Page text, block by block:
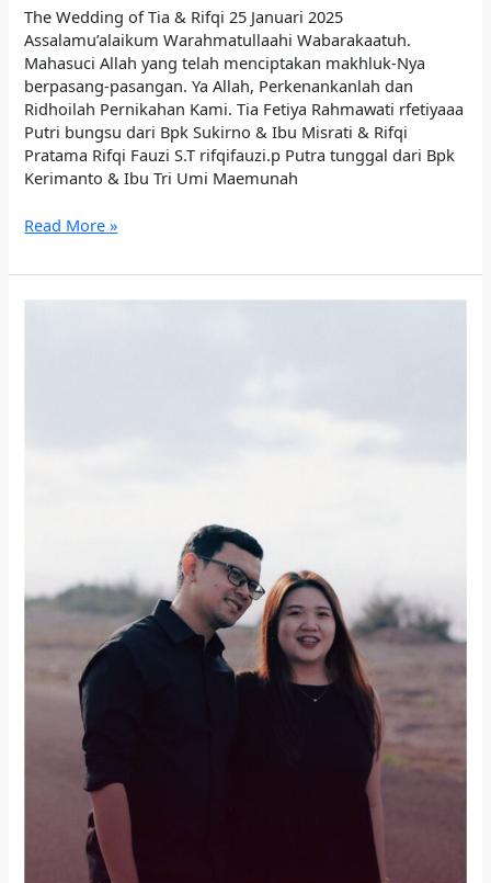
The Wedding of Tia & Rifqi 25 Januari 2025
Assalamu’alaikum Warahmatullaahi Wabarakaatuh.
Mahasuci Allah yang telah menciptakan makhluk-Nya
berpasang-pasangan. Ya Allah, Perkenankanlah dan
Ridhoilah Pernikahan Kami.​​ Tia Fetiya Rahmawati rfetiyaaa
Putri bungsu dari Bpk Sukirno & Ibu Misrati & Rifqi
Pratama Rifqi Fauzi S.T rifqifauzi.p Putra tunggal dari Bpk
Kerimanto & Ibu Tri Umi Maemunah
Read More »